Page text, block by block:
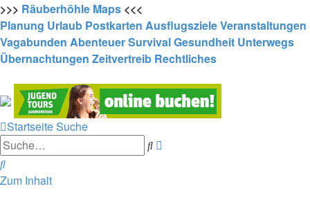
>>> Räuberhöhle Maps <<<
Planung Urlaub Postkarten AusflugszieleVeranstaltungen
Vagabunden AbenteuerSurvivalGesundheit Unterwegs
Übernachtungen Zeitvertreib Rechtliches
StartseiteSuche
Suche
Suche
Zum Inhalt